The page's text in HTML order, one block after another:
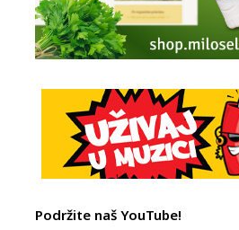
Podržite naš YouTube!